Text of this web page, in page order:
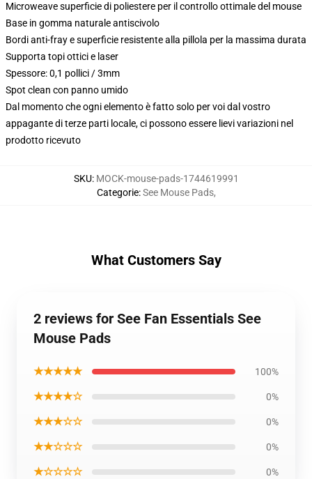
Microweave superficie di poliestere per il controllo ottimale del mouse
Base in gomma naturale antiscivolo
Bordi anti-fray e superficie resistente alla pillola per la massima durata
Supporta topi ottici e laser
Spessore: 0,1 pollici / 3mm
Spot clean con panno umido
Dal momento che ogni elemento è fatto solo per voi dal vostro
appagante di terze parti locale, ci possono essere lievi variazioni nel
prodotto ricevuto
SKU: MOCK-mouse-pads-1744619991
Categorie:See Mouse Pads,
What Customers Say
2 reviews for See Fan Essentials See
Mouse Pads
★★★★★ 100%
★★★★☆ 0%
★★★☆☆ 0%
★★☆☆☆ 0%
★☆☆☆☆ 0%